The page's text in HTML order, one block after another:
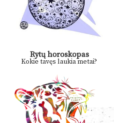
Rytų horoskopas
Kokie tavęs laukia metai?